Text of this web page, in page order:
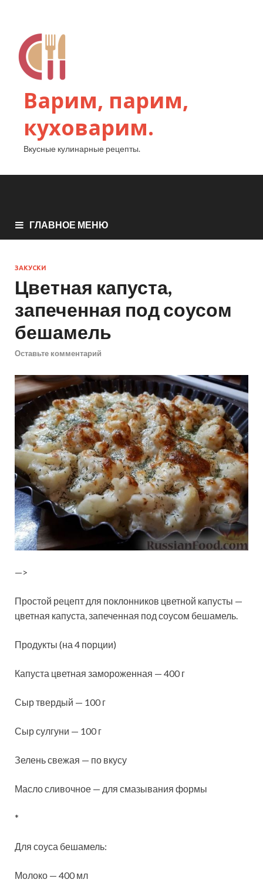
Варим, парим,
куховарим.
Вкусные кулинарные рецепты.
ГЛАВНОЕ МЕНЮ
ЗАКУСКИ
Цветная капуста,
запеченная под соусом
бешамель
Оставьте комментарий
—>
Простой рецепт для поклонников цветной капусты —
цветная капуста, запеченная под соусом бешамель.
Продукты (на 4 порции)
Капуста цветная замороженная — 400 г
Сыр твердый — 100 г
Сыр сулгуни — 100 г
Зелень свежая — по вкусу
Масло сливочное — для смазывания формы
*
Для соуса бешамель:
Молоко — 400 мл